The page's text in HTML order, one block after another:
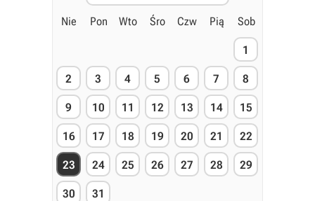
Nie Pon Wto Śro Czw Pią Sob
1
2 3 4 5 6 7 8
9 10 11 12 13 14 15
16 17 18 19 20 21 22
23 24 25 26 27 28 29
30 31